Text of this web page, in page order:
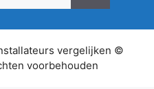
vergelijken ©
voorbehouden